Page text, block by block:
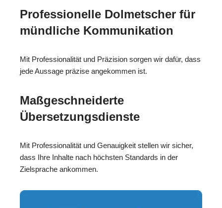
Professionelle Dolmetscher für
mündliche Kommunikation
Mit Professionalität und Präzision sorgen wir dafür, dass
jede Aussage präzise angekommen ist.
Maßgeschneiderte
Übersetzungsdienste
Mit Professionalität und Genauigkeit stellen wir sicher,
dass Ihre Inhalte nach höchsten Standards in der
Zielsprache ankommen.